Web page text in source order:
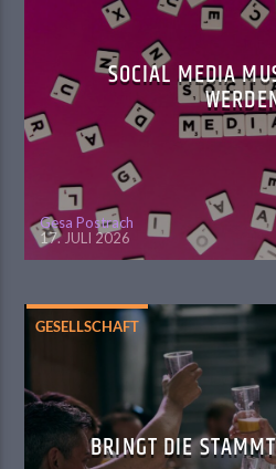
SOCIAL MEDIA
Gesa Postrach
17. JULI 2026
GESELLSCHAFT
BRINGT DIE